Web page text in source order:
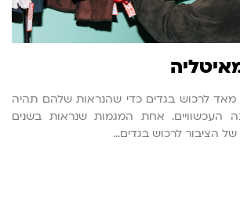
מאד לרכוש בגדים כדי שהנראות שלהם תהיה
העכשוויים. אחת המגמות שנראות בשנים
של הציבור לרכוש בגדים…